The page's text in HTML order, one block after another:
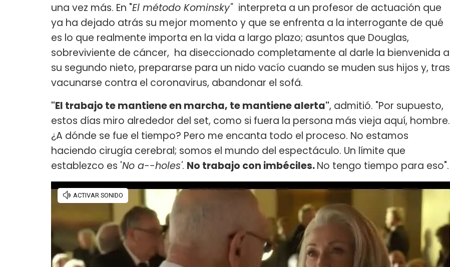
una vez más. En "El método Kominsky" interpreta a un profesor de actuación que
ya ha dejado atrás su mejor momento y que se enfrenta a la interrogante de qué
es lo que realmente importa en la vida a largo plazo; asuntos que Douglas,
sobreviviente de cáncer, ha diseccionado completamente al darle la bienvenida a
su segundo nieto, prepararse para un nido vacío cuando se muden sus hijos y, tras
vacunarse contra el coronavirus, abandonar el sofá.
"El trabajo te mantiene en marcha, te mantiene alerta", admitió. "Por supuesto,
estos días miro alrededor del set, como si fuera la persona más vieja aquí, hombre.
¿A dónde se fue el tiempo? Pero me encanta todo el proceso. No estamos
haciendo cirugía cerebral; somos el mundo del espectáculo. Un límite que
establezco es 'No a--holes'. No trabajo con imbéciles.No tengo tiempo para eso".